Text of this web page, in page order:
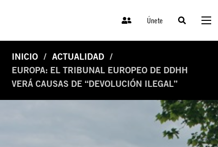
Únete
INICIO
ACTUALIDAD
EUROPA: EL TRIBUNAL EUROPEO DE DDHH
VERÁ CAUSAS DE “DEVOLUCIÓN ILEGAL”